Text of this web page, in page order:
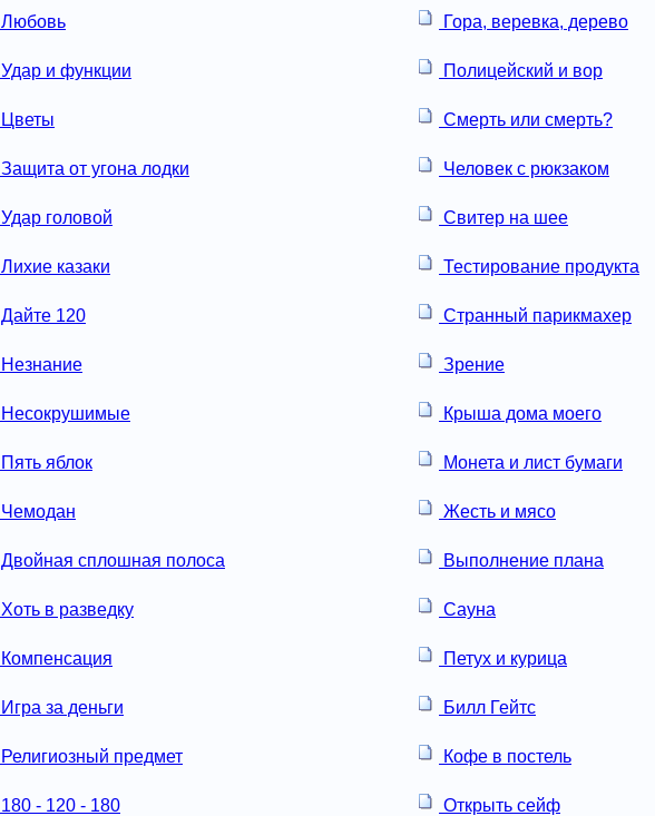
Любовь Гора, веревка, дерево
Удар и функции Полицейский и вор
Цветы Смерть или смерть?
Защита от угона лодки Человек с рюкзаком
Удар головой Свитер на шее
Лихие казаки Тестирование продукта
Дайте 120 Странный парикмахер
Незнание Зрение
Несокрушимые Крыша дома моего
Пять яблок Монета и лист бумаги
Чемодан Жесть и мясо
Двойная сплошная полоса Выполнение плана
Хоть в разведку Сауна
Компенсация Петух и курица
Игра за деньги Билл Гейтс
Религиозный предмет Кофе в постель
180 - 120 - 180 Открыть сейф